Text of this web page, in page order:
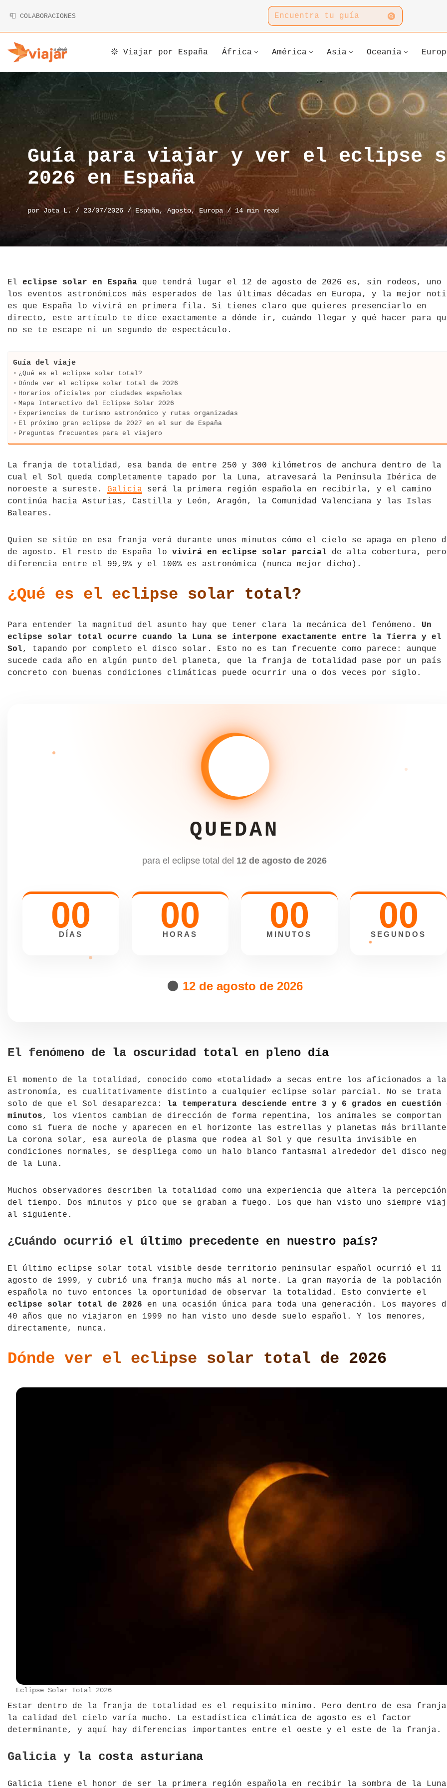
contenido
📮 COLABORACIONES
𖤓 Viajar por España África América
Argentina
Bolivia
Brasil
Canadá
Chile
Costa Rica
Cuba
El Salvador
Hawái
México
Nicaragua
Perú
República Dominicana
Venezuela
Asia
Armenia
Camboya
China
Corea
Indonesia
Irán
Japón
Jordania
La India
Madagascar
Malasia
Mongolia
Nepal
Qatar
Tailandia
Tíbet
Vietnam
Oceanía
Alemania
Andorra
Austria
Bélgica
Bosnia y Herzegovina
Bulgaria
Chipre
Escocia
Eslovenia
España
Francia
Grecia
Hungría
Inglaterra
Irlanda
Islandia
Italia
Liechtenstein
Noruega
Portugal
Polonia
Guía para viajar y ver el eclipse
2026 en España
porJota L. 23/07/2026 España,Agosto,Europa 14 min read
El eclipse solar en España que tendrá lugar el 12 de agosto de 2026 es, sin rodeos, uno
los eventos astronómicos más esperados de las últimas décadas en Europa, y la mejor
es que España lo vivirá en primera fila. Si tienes claro que quieres presenciarlo en
directo, este artículo te dice exactamente a dónde ir, cuándo llegar y qué hacer para
no se te escape ni un segundo de espectáculo.
Guía del viaje
¿Qué es el eclipse solar total?
Dónde ver el eclipse solar total de 2026
Horarios oficiales por ciudades españolas
Mapa Interactivo del Eclipse Solar 2026
Experiencias de turismo astronómico y rutas organizadas
El próximo gran eclipse de 2027 en el sur de España
Preguntas frecuentes para el viajero
La franja de totalidad, esa banda de entre 250 y 300 kilómetros de anchura dentro de la
cual el Sol queda completamente tapado por la Luna, atravesará la Península Ibérica de
noroeste a sureste. Galicia será la primera región española en recibirla, y el camino
continúa hacia Asturias, Castilla y León, Aragón, la Comunidad Valenciana y las Islas
Baleares.
Quien se sitúe en esa franja verá durante unos minutos cómo el cielo se apaga en pleno
de agosto. El resto de España lo vivirá en eclipse solar parcial de alta cobertura,
diferencia entre el 99,9% y el 100% es astronómica (nunca mejor dicho).
¿Qué es el eclipse solar total?
Para entender la magnitud del asunto hay que tener clara la mecánica del fenómeno. Un
eclipse solar total ocurre cuando la Luna se interpone exactamente entre la Tierra y el
Sol, tapando por completo el disco solar. Esto no es tan frecuente como parece: aunque
sucede cada año en algún punto del planeta, que la franja de totalidad pase por un país
concreto con buenas condiciones climáticas puede ocurrir una o dos veces por siglo.
QUEDAN
para el eclipse total del 12 de agosto de 2026
00
DÍAS 00
HORAS 00
MINUTOS 00
SEGUNDOS
🌑 12 de agosto de 2026
El fenómeno de la oscuridad total en pleno día
El momento de la totalidad, conocido como «totalidad» a secas entre los aficionados a la
astronomía, es cualitativamente distinto a cualquier eclipse solar parcial. No se trata
solo de que el Sol desaparezca:
la temperatura desciende entre 3 y 6 grados en cuestión
minutos, los vientos cambian de dirección de forma repentina, los animales se comportan
como si fuera de noche y aparecen en el horizonte las estrellas y planetas más
La corona solar, esa aureola de plasma que rodea al Sol y que resulta invisible en
condiciones normales, se despliega como un halo blanco fantasmal alrededor del disco
de la Luna.
Muchos observadores describen la totalidad como una experiencia que altera la percepción
del tiempo. Dos minutos y pico que se graban a fuego. Los que han visto uno siempre
al siguiente.
¿Cuándo ocurrió el último precedente en nuestro país?
El último eclipse solar total visible desde territorio peninsular español ocurrió el 11
agosto de 1999, y cubrió una franja mucho más al norte. La gran mayoría de la población
española no tuvo entonces la oportunidad de observar la totalidad. Esto convierte el
eclipse solar total de 2026 en una ocasión única para toda una generación. Los mayores
40 años que no viajaron en 1999 no han visto uno desde suelo español. Y los menores,
directamente, nunca.
Dónde ver el eclipse solar total de 2026
Eclipse Solar Total 2026
Estar dentro de la franja de totalidad es el requisito mínimo. Pero dentro de esa
la calidad del cielo varía mucho. La estadística climática de agosto es el factor
determinante, y aquí hay diferencias importantes entre el oeste y el este de la franja.
Galicia y la costa asturiana
Galicia tiene el honor de ser la primera región española en recibir la sombra de la